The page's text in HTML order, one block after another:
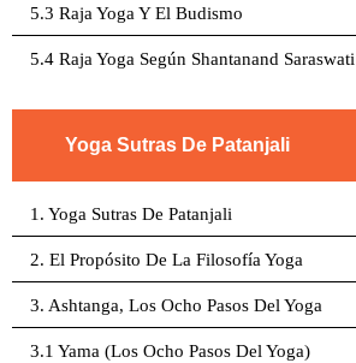
5.3 Raja Yoga Y El Budismo
5.4 Raja Yoga Según Shantanand Saraswati
Yoga Sutras De Patanjali
1. Yoga Sutras De Patanjali
2. El Propósito De La Filosofía Yoga
3. Ashtanga, Los Ocho Pasos Del Yoga
3.1 Yama (Los Ocho Pasos Del Yoga)